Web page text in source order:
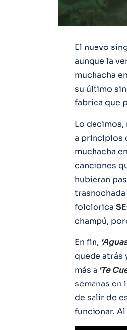
El nuevo
aunque la
muchacha
su último
fabrica que
Lo decimos,
a principios
muchacha en
canciones
hubieran
folclorica
champú,
En fin,
quede atrás
más a ‘Te
semanas en
de salir de
funcionar.